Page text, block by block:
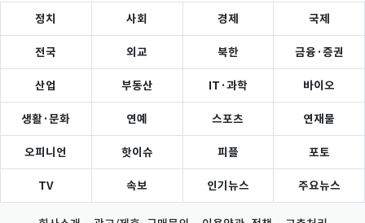
정치 사회 경제 국제
전국 외교 북한 금융·증권
산업 부동산 IT·과학 바이오
생활·문화 연예 스포츠 연재물
오피니언 핫이슈 피플 포토
TV 속보 인기뉴스 주요뉴스